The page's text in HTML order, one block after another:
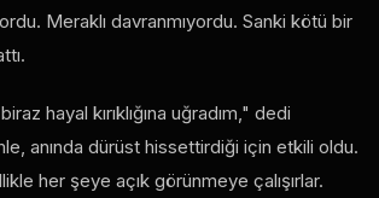
Meraklı davranmıyordu. Sanki kötü bir
hayal kırıklığına uğradım," dedi
anında dürüst hissettirdiği için etkili oldu.
her şeye açık görünmeye çalışırlar.